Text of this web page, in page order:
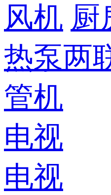
风机 厨
热泵两
管机
电视
电视